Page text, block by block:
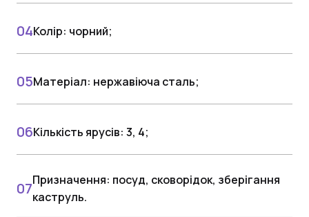
Колір: чорний;
Матеріал: нержавіюча сталь;
Кількість ярусів: 3, 4;
Призначення: посуд, сковорідок, зберігання
каструль.